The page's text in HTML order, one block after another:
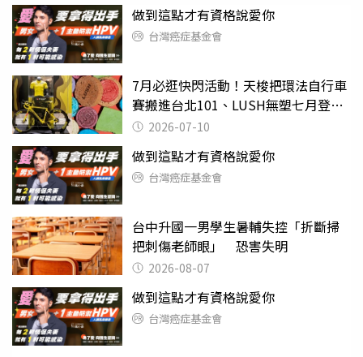
做到這點才有資格說愛你
台灣癌症基金會
7月必逛快閃活動！天梭把環法自行車
賽搬進台北101、LUSH無塑七月登
場，冠軍黃衫、63萬戰駒一次看
2026-07-10
做到這點才有資格說愛你
台灣癌症基金會
台中升國一男學生暑輔失控「折斷掃
把刺傷老師眼」 恐害失明
2026-08-07
做到這點才有資格說愛你
台灣癌症基金會